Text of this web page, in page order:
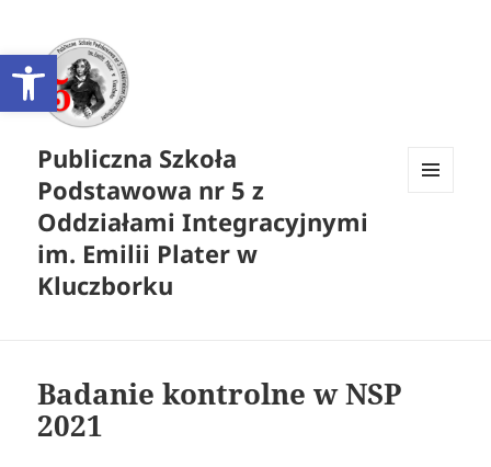
Otwórz pasek narzędzi
Publiczna Szkoła
Podstawowa nr 5 z
Oddziałami Integracyjnymi
im. Emilii Plater w
Kluczborku
Badanie kontrolne w NSP
2021